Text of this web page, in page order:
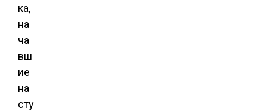
ка,
на
ча
вш
ие
на
сту